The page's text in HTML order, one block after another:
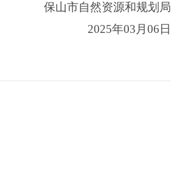
保山市自然资源和规划局
2025年03月06日